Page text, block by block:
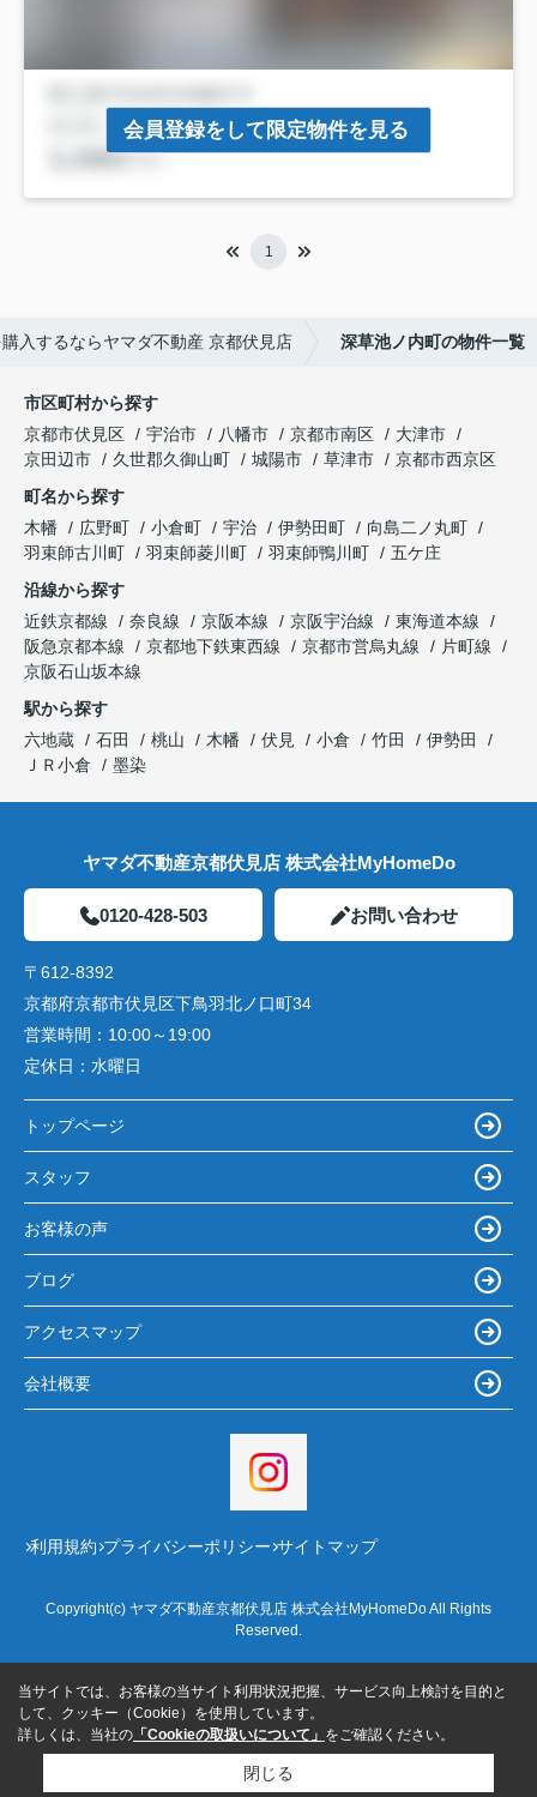
会員登録をして限定物件を見る
1
入するならヤマダ不動産 京都伏見店 深草池ノ内町の物件一覧
市区町村から探す
京都市伏見区
宇治市 八幡市 京都市南区
大津市
京田辺市
久世郡久御山町 城陽市 草津市
京都市西京区
町名から探す
木幡
広野町 小倉町 宇治 伊勢田町
向島二ノ丸町
羽束師古川町
羽束師菱川町 羽束師鴨川町
五ケ庄
沿線から探す
近鉄京都線
奈良線 京阪本線 京阪宇治線
東海道本線
阪急京都本線
京都地下鉄東西線 京都市営烏丸線
片町線
京阪石山坂本線
駅から探す
六地蔵
石田 桃山 木幡 伏見 小倉 竹田
伊勢田
ＪＲ小倉
墨染
ヤマダ不動産京都伏見店 株式会社MyHomeDo
0120-428-503 お問い合わせ
〒612-8392
京都府京都市伏見区下鳥羽北ノ口町34
営業時間： 10:00～19:00
定休日： 水曜日
トップページ
スタッフ
お客様の声
ブログ
アクセスマップ
会社概要
利用規約 プライバシーポリシー サイトマップ
Copyright(c) ヤマダ不動産京都伏見店 株式会社MyHomeDo All Rights
Reserved.
当サイトでは、お客様の当サイト利用状況把握、サービス向上検討を目的と
して、クッキー（Cookie）を使用しています。
詳しくは、当社の 「Cookieの取扱いについて」 をご確認ください。
閉じる